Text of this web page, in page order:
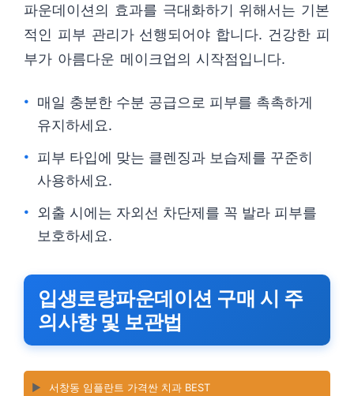
파운데이션의 효과를 극대화하기 위해서는 기본
적인 피부 관리가 선행되어야 합니다. 건강한 피
부가 아름다운 메이크업의 시작점입니다.
매일 충분한 수분 공급으로 피부를 촉촉하게
유지하세요.
피부 타입에 맞는 클렌징과 보습제를 꾸준히
사용하세요.
외출 시에는 자외선 차단제를 꼭 발라 피부를
보호하세요.
입생로랑파운데이션 구매 시 주
의사항 및 보관법
▶️ 서창동 임플란트 가격싼 치과 BEST